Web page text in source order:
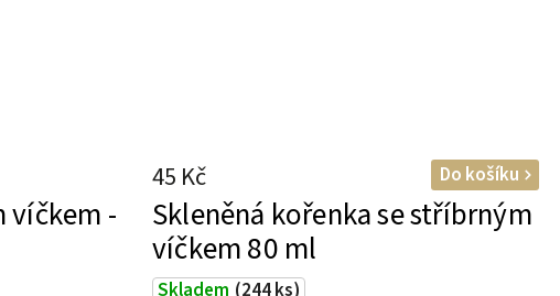
víčkem - Skleněná kořenka se stříbrným
víčkem 80 ml
45 Kč Do košíku